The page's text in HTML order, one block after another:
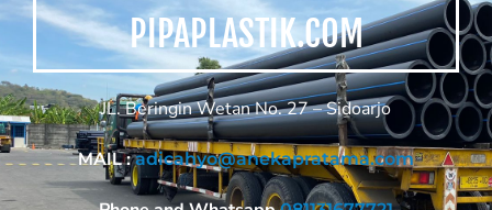
PIPAPLASTIK.COM
JL. Beringin Wetan No. 27 – Sidoarjo
MAIL :adicahyo@anekapratama.com